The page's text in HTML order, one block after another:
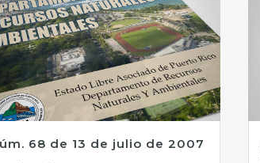
68 de 13 de julio de 2007